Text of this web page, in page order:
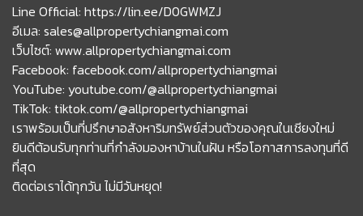
Line Official: https://lin.ee/D0GWMZJ
อีเมล: sales@allpropertychiangmai.com
เว็บไซต์: www.allpropertychiangmai.com
Facebook: facebook.com/allpropertychiangmai
YouTube: youtube.com/@allpropertychiangmai
TikTok: tiktok.com/@allpropertychiangmai
เราพร้อมเป็นที่ปรึกษาอสังหาริมทรัพย์ส่วนตัวของคุณในเชียงใหม่
ยินดีต้อนรับทุกท่านที่กำลังมองหาบ้านในฝัน หรือโอกาสการลงทุนที่ดี
ที่สุด
ติดต่อเราได้ทุกวัน ไม่มีวันหยุด!